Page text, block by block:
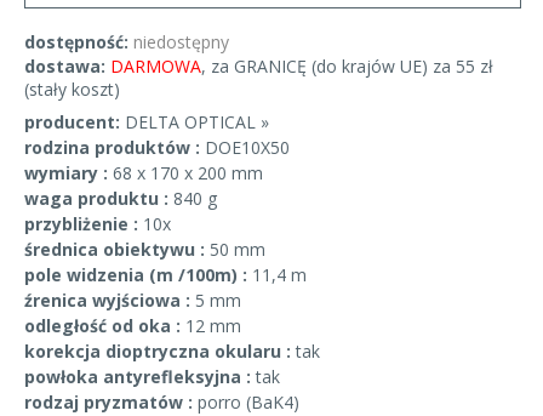
dostępność: niedostępny
dostawa: DARMOWA, za GRANICĘ (do krajów UE) za 55 zł
(stały koszt)
producent: DELTA OPTICAL »
rodzina produktów : DOE10X50
wymiary : 68 x 170 x 200 mm
waga produktu : 840 g
przybliżenie : 10x
średnica obiektywu : 50 mm
pole widzenia (m /100m) : 11,4 m
źrenica wyjściowa : 5 mm
odległość od oka : 12 mm
korekcja dioptryczna okularu :tak
powłoka antyrefleksyjna :tak
rodzaj pryzmatów : porro (BaK4)